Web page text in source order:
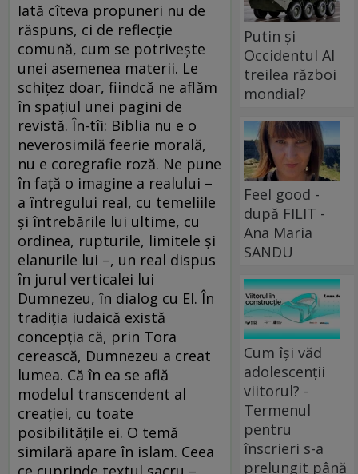
Iată cîteva propuneri nu de
răspuns, ci de reflecţie
comună, cum se potriveşte
unei asemenea materii. Le
schiţez doar, fiindcă ne aflăm
în spaţiul unei pagini de
revistă. În-tîi: Biblia nu e o
neverosimilă feerie morală,
nu e coregrafie roză. Ne pune
în faţă o imagine a realului –
a întregului real, cu temeliile
şi întrebările lui ultime, cu
ordinea, rupturile, limitele şi
elanurile lui –, un real dispus
în jurul verticalei lui
Dumnezeu, în dialog cu El. În
tradiţia iudaică există
concepţia că, prin Tora
cerească, Dumnezeu a creat
lumea. Că în ea se află
modelul transcendent al
creaţiei, cu toate
posibilităţile ei. O temă
similară apare în islam. Ceea
Putin și
Occidentul Al
treilea război
mondial?
Feel good -
după FILIT -
Ana Maria
SANDU
Cum își văd
adolescenții
viitorul? -
Termenul
pentru
înscrieri s-a
prelungit până